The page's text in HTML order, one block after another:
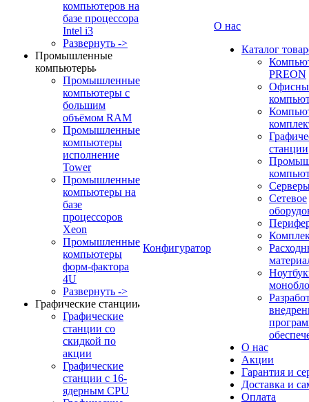
компьютеров на
базе процессора
Intel i3
Развернуть ->
Промышленные
компьютеры
Промышленные
компьютеры с
большим
объёмом RAM
Промышленные
компьютеры
исполнение
Tower
Промышленные
компьютеры на
базе
процессоров
Xeon
Промышленные
компьютеры
форм-фактора
4U
Развернуть ->
Графические станции
Графические
станции со
скидкой по
акции
Графические
станции с 16-
ядерным CPU
Конфигуратор
О нас
Каталог
PREON
станции
Сетевое
О нас
Акции
Гарантия и
Доставка и
Оплата